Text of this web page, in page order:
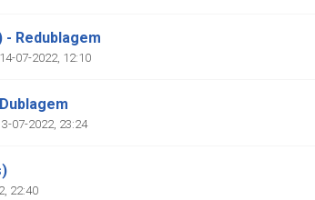
- Redublagem
14-07-2022, 12:10
07-2022, 23:24
22:40